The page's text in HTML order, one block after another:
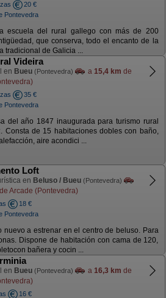
20 €
Pontevedra
escuela del rural gallego con más de 200
que conserva, todo el encanto de la
tradicional de Galicia ...
Videira
en Bueu (Pontevedra) a 15,4 km de
35 €
Pontevedra
del año 1847 inaugurada para turismo rural
Consta de 15 habitaciones dobles con baño,
aire acondici ...
Loft
en Beluso / Bueu (Pontevedra)
de Arcade (Pontevedra)
18 €
Pontevedra
nuevo a estrenar en el centro de beluso. Para
Dispone de habitación con cama de 120,
bañera y cocin ...
en Bueu (Pontevedra) a 16,3 km de
16 €